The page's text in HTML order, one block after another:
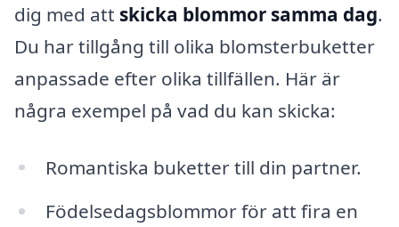
dig med att skicka blommor samma dag.
Du har tillgång till olika blomsterbuketter
anpassade efter olika tillfällen. Här är
några exempel på vad du kan skicka:
Romantiska buketter till din partner.
Födelsedagsblommor för att fira en